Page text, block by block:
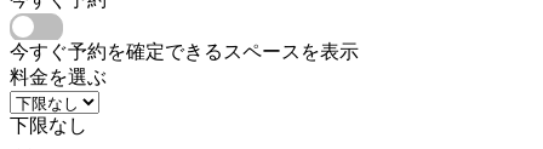
今すぐ予約を確定できるスペースを表示
料金を選ぶ
下限なし